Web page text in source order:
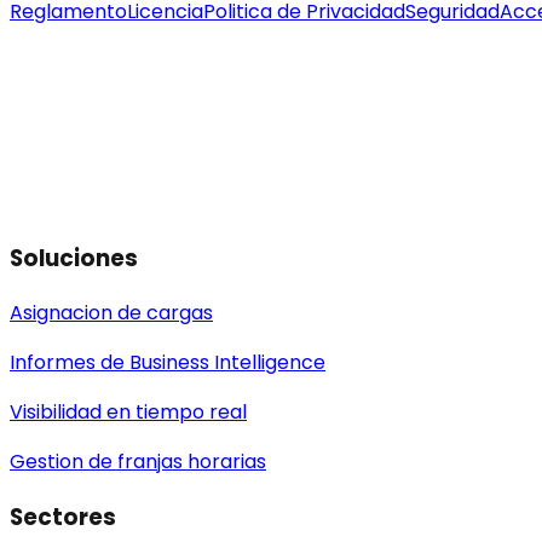
ReglamentoLicenciaPolitica de PrivacidadSeguridad
Soluciones
Asignacion de cargas
Informes de Business Intelligence
Visibilidad en tiempo real
Gestion de franjas horarias
Sectores